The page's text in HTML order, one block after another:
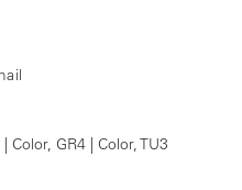
Color, GR4 | Color, TU3